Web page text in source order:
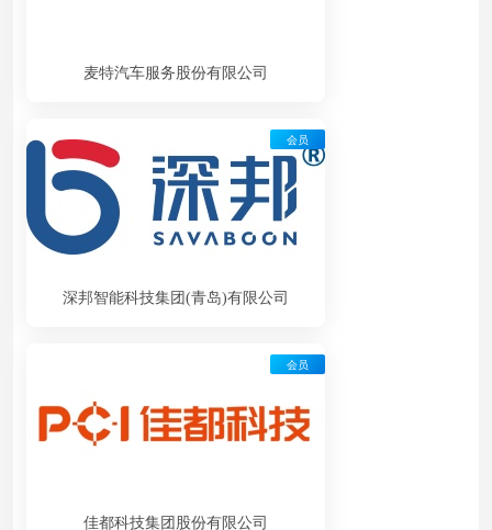
麦特汽车服务股份有限公司
深邦智能科技集团(青岛)有限公司
会员
佳都科技集团股份有限公司
会员